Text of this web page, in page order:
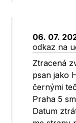
06. 07.
odkaz na
Ztracená
psan jako
černými
Praha 5
Datum